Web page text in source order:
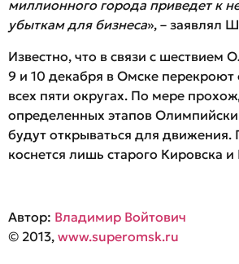
миллионного города приведет к
убыткам для бизнеса», – заявлял
Известно, что в связи с шествием
9 и 10 декабря в Омске
всех пяти округах. По мере
определенных этапов
будут открываться для движения.
коснется лишь старого Кировска
Автор: Владимир Войтович
© 2013, www.superomsk.ru